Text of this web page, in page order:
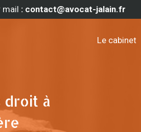
mail : contact@avocat-jalain.fr
Le cabinet
droit à